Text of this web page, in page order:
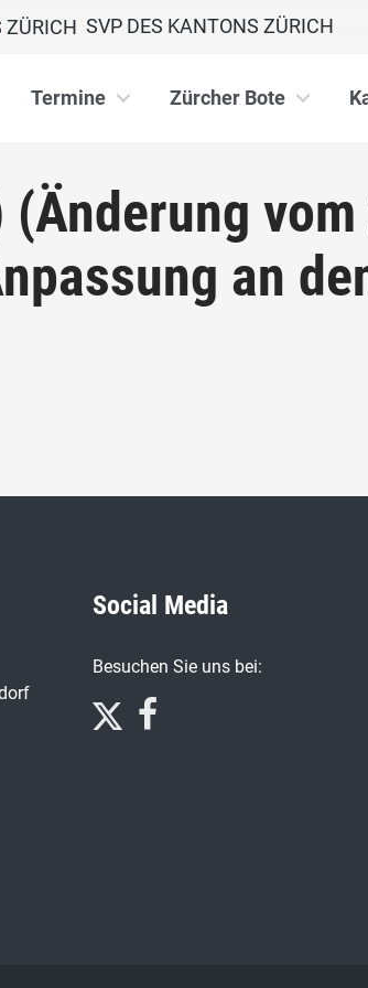
SVP DES KANTONS ZÜRICH
Termine Zürcher Bote
an
Social Media
Besuchen Sie uns bei: